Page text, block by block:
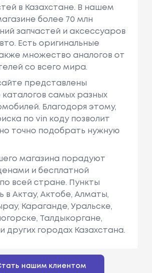
в Казахстане. В нашем
более 70 млн
запчастей и аксессуаров
Есть оригинальные
множество аналогов от
со всего мира.
представлены
самых разных
Благодоря этому,
по vin коду позволит
точно подобрать нужную
магазина порадуют
и бесплатной
всей стране. Пункты
в Актау, Актобе, Алматы,
Караганде, Уральске,
Талдыкоргане,
других городах Казахстана.
нашим клиентом